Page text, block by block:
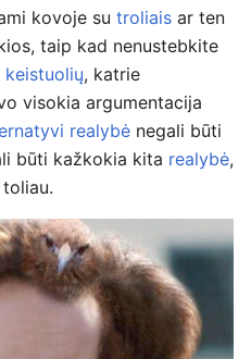
kovoje su troliais ar ten
taip kad nenustebkite
keistuolių, katrie
visokia argumentacija
realybė negali būti
būti kažkokia kita realybė,